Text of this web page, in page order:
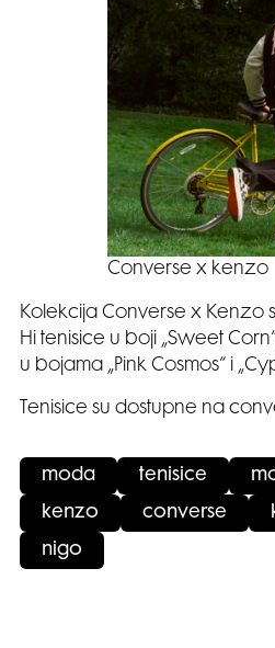
Converse x kenzo
Kolekcija Converse x Kenzo
Hi tenisice u boji „Sweet
u bojama „Pink Cosmos“ i
Tenisice su dostupne na
moda tenisice
kenzo converse
nigo